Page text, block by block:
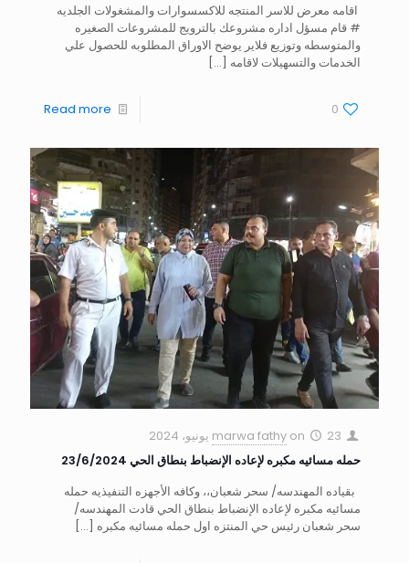
اقامه معرض للاسر المنتجه للاكسسوارات والمشغولات الجلديه
# قام مسؤل اداره مشروعك بالترويج للمشروعات الصغيره
والمتوسطه وتوزيع فلاير يوضح الاوراق المطلوبه للحصول علي
الخدمات والتسهيلات لاقامه […]
0
Read more
marwa fathy on
23 يونيو، 2024
حمله مسائيه مكبره لإعاده الإنضباط بنطاق الحي 23/6/2024
بقياده المهندسه/ سحر شعبان،، وكافه الأجهزه التنفيذيه حمله
مسائيه مكبره لإعاده الإنضباط بنطاق الحي قادت المهندسه/
سحر شعبان رئيس حي المنتزه اول حمله مسائيه مكبره […]